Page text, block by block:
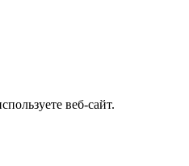
веб-сайт.